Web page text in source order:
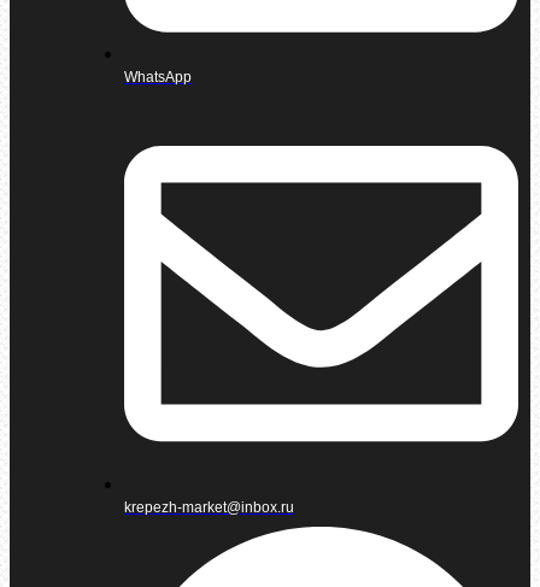
WhatsApp
krepezh-market@inbox.ru